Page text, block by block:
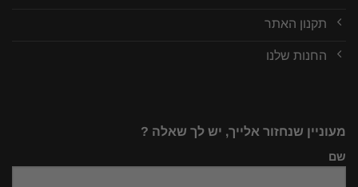
תקנון האתר
החנות שלנו
מעוניין שנחזור אלייך, יש לך שאלה ?
שם